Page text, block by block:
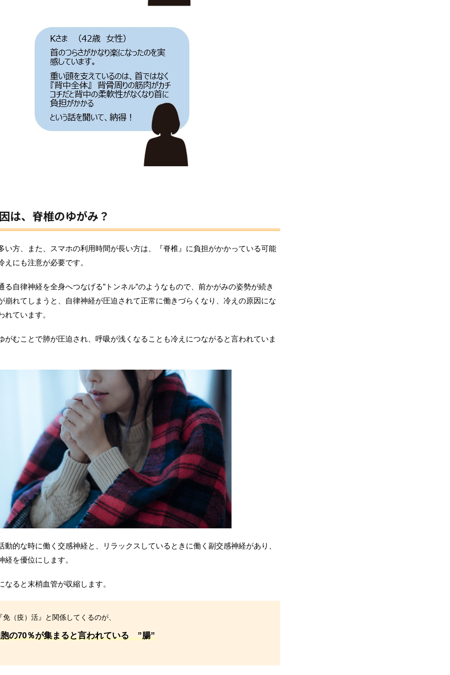
は、脊椎のゆがみ？
い方、また、スマホの利用時間が長い方は、『脊椎』に負担がかかっている可能
えにも注意が必要です。
る自律神経を全身へつなげる”トンネル”のようなもので、前かがみの姿勢が続き
崩れてしまうと、自律神経が圧迫されて正常に働きづらくなり、冷えの原因にな
れています。
がむことで肺が圧迫され、呼吸が浅くなることも冷えにつながると言われていま
動的な時に働く交感神経と、リラックスしているときに働く副交感神経があり、
経を優位にします。
なると末梢血管が収縮します。
免（疫）活』と関係してくるのが、
の70％が集まると言われている ”腸”